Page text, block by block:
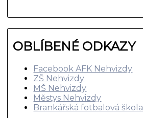
OBLÍBENÉ ODKAZY
Facebook AFK Nehvizdy
ZŠ Nehvizdy
MŠ Nehvizdy
Městys Nehvizdy
Brankářská fotbalová škola